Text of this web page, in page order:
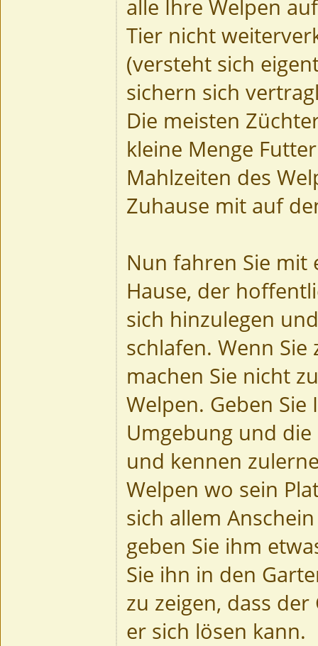
alle Ihre Welpen
Tier nicht
(versteht sich
sichern sich
Die meisten
kleine Menge
Mahlzeiten des
Zuhause mit auf
Nun fahren Sie mit
Hause, der
sich hinzulegen
schlafen. Wenn
machen Sie nicht
Welpen. Geben
Umgebung und
und kennen
Welpen wo sein
sich allem
geben Sie ihm
Sie ihn in den
zu zeigen, dass
er sich lösen kann.